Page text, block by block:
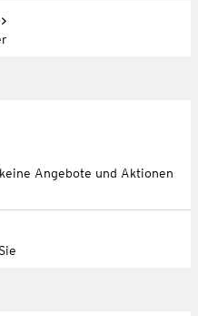
Angebote und Aktionen